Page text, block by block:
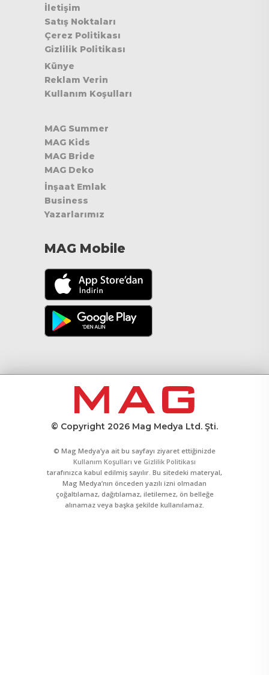
İletişim
Satış Noktaları
Çerez Politikası
Gizlilik Politikası
Künye
Reklam Verin
Kullanım Koşulları
MAG Summer
MAG Kids
MAG Bride
MAG Deko
İnşaat Emlak
Business
Yazarlarımız
MAG Mobile
© Copyright 2026 Mag Medya Ltd. Şti.
© Mag Medya’ya ait bu sayfayı ziyaret ettiğinizde
Kullanım Koşulları ve Gizlilik Politikası
tarafınızca kabul edilmiş sayılır. Bu sitedeki materyal,
Mag Medya’nın önceden yazılı izni olmadan
çoğaltılamaz, dağıtılamaz, iletilemez, ön belleğe
alınamaz veya başka şekilde kullanılamaz.